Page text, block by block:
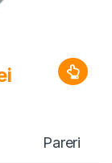
Pareri